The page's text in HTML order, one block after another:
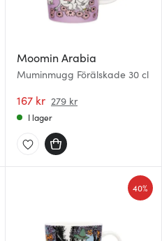
Moomin Arabia
Muminmugg Förälskade 30 cl
167 kr 279 kr
I lager
40%